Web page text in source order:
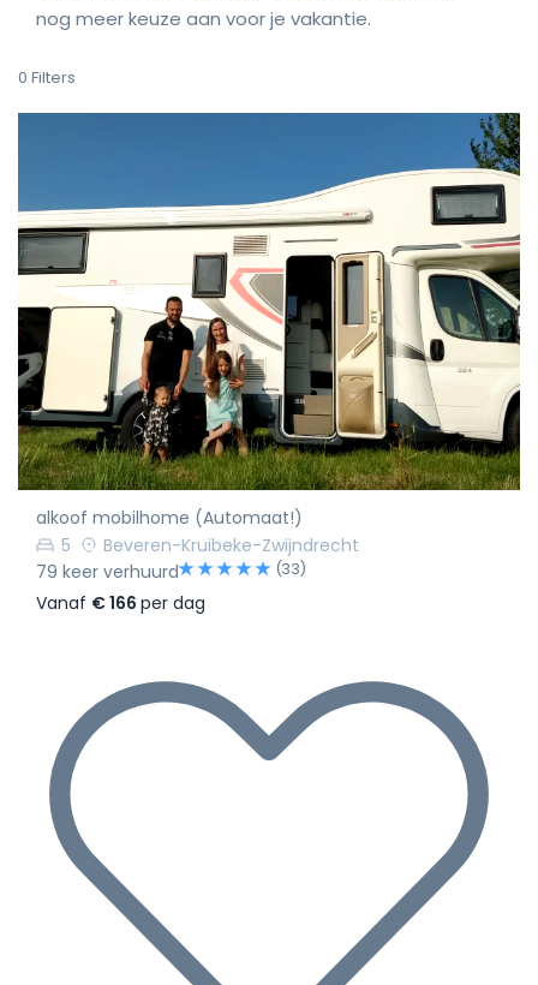
nog meer keuze aan voor je vakantie.
0 Filters
alkoof mobilhome (Automaat!)
5
Beveren-Kruibeke-Zwijndrecht
79 keer verhuurd
(33)
Vanaf € 166 per dag